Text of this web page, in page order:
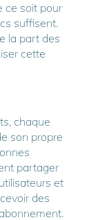
ce soit pour
suffisent.
la part des
cette
chaque
son propre
partager
et
des